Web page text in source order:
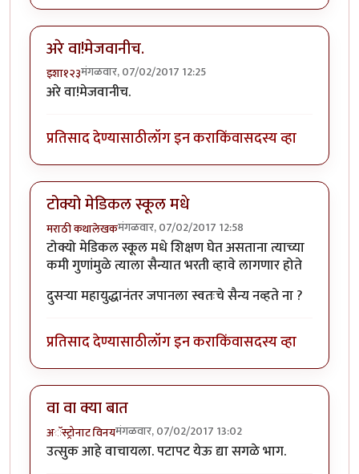
अरे वा!मेजवानीच.
इशा१२३मंगळवार, 07/02/2017 12:25
अरे वा!मेजवानीच.
प्रतिसाद देण्यासाठीलॉग इन कराकिंवासदस्य व्हा
टोक्यो मेडिकल स्कूल मधे
मराठी कथालेखकमंगळवार, 07/02/2017 12:58
टोक्यो मेडिकल स्कूल मधे शिक्षण घेत असताना त्याच्या
कमी गुणांमुळे त्याला सैन्यात भरती व्हावे लागणार होते
दुसर्‍या महायुद्धानंतर जपानला स्वतःचे सैन्य नव्हते ना ?
प्रतिसाद देण्यासाठीलॉग इन कराकिंवासदस्य व्हा
वा वा क्या बात
अॅस्ट्रोनाट विनयमंगळवार, 07/02/2017 13:02
उत्सुक आहे वाचायला. पटापट येऊ द्या सगळे भाग.